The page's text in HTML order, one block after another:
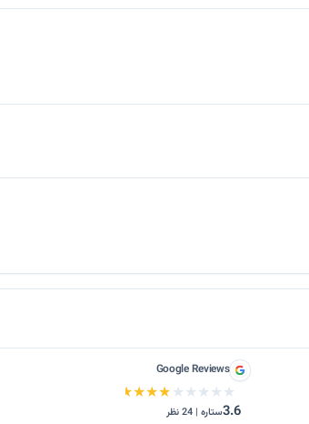
Google Reviews
★★★★★
★★★★★
3.6ستاره | 24 نظر